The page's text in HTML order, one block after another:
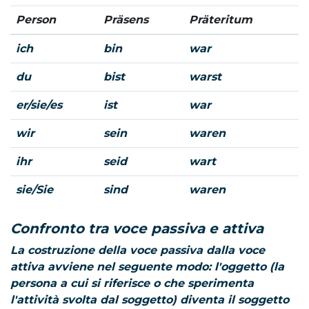
Person Präsens Präteritum
ich bin war
du bist warst
er/sie/es ist war
wir sein waren
ihr seid wart
sie/Sie sind waren
Confronto tra voce passiva e attiva
La costruzione della voce passiva dalla voce
attiva avviene nel seguente modo: l'oggetto (la
persona a cui si riferisce o che sperimenta
l'attività svolta dal soggetto) diventa il soggetto